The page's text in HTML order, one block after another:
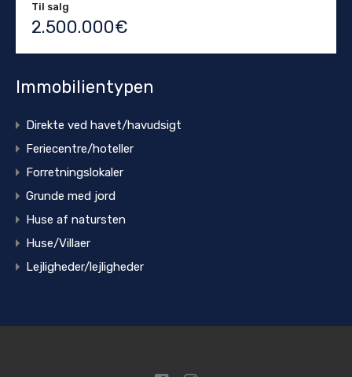
Til salg
2.500.000€
Immobilientypen
Direkte ved havet/havudsigt
Feriecentre/hoteller
Forretningslokaler
Grunde med jord
Huse af natursten
Huse/Villaer
Lejligheder/lejligheder